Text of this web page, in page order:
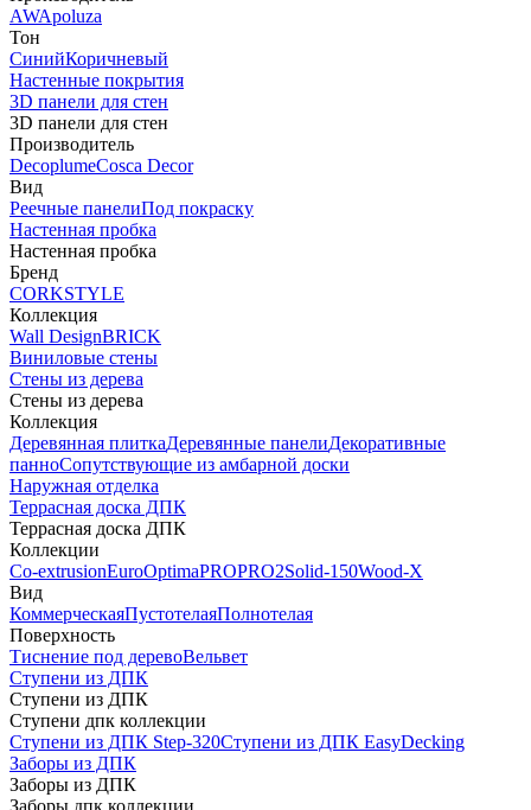
AWApoluza
Тон
СинийКоричневый
Настенные покрытия
3D панели для стен
3D панели для стен
Производитель
DecoplumeCosca Decor
Вид
Реечные панелиПод покраску
Настенная пробка
Настенная пробка
Бренд
CORKSTYLE
Коллекция
Wall DesignBRICK
Виниловые стены
Стены из дерева
Стены из дерева
Коллекция
Деревянная плиткаДеревянные панелиДекоративные
панноСопутствующие из амбарной доски
Наружная отделка
Террасная доска ДПК
Террасная доска ДПК
Коллекции
Co-extrusionEuroOptimaPROPRO2Solid-150Wood-X
Вид
КоммерческаяПустотелаяПолнотелая
Поверхность
Тиснение под деревоВельвет
Ступени из ДПК
Ступени из ДПК
Ступени дпк коллекции
Ступени из ДПК Step-320Ступени из ДПК EasyDecking
Заборы из ДПК
Заборы из ДПК
Заборы дпк коллекции